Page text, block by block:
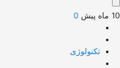
0
تکنولوژی